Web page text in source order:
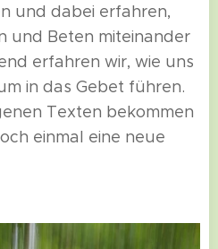
und dabei erfahren,
und Beten miteinander
erfahren wir, wie uns
in das Gebet führen.
Texten bekommen
einmal eine neue